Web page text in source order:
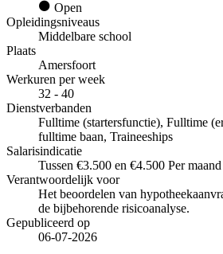
Open
Opleidingsniveaus
Middelbare school
Plaats
Amersfoort
Werkuren per week
32 - 40
Dienstverbanden
Fulltime (startersfunctie), Fulltime
fulltime baan, Traineeships
Salarisindicatie
Tussen €3.500 en €4.500 Per maand
Verantwoordelijk voor
Het beoordelen van
de bijbehorende risicoanalyse.
Gepubliceerd op
06-07-2026